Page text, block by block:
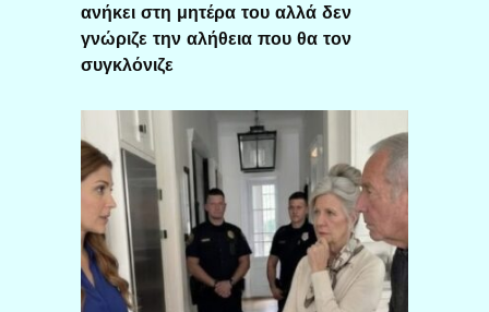
ανήκει στη μητέρα του αλλά δεν
γνώριζε την αλήθεια που θα τον
συγκλόνιζε